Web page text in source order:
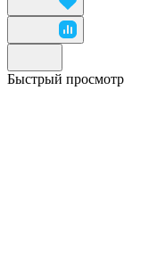
Быстрый просмотр